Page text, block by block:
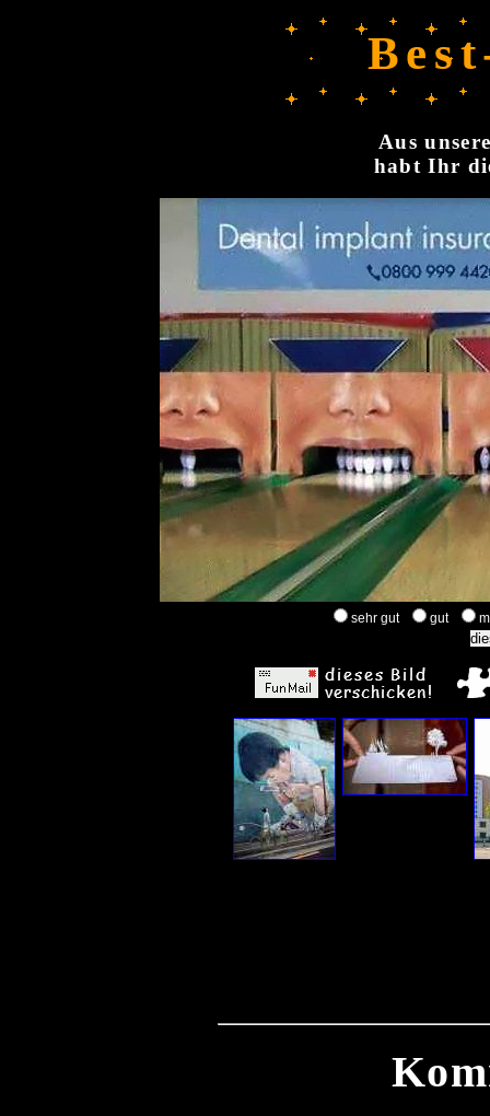
Aus
habt Ihr
sehr gut gut